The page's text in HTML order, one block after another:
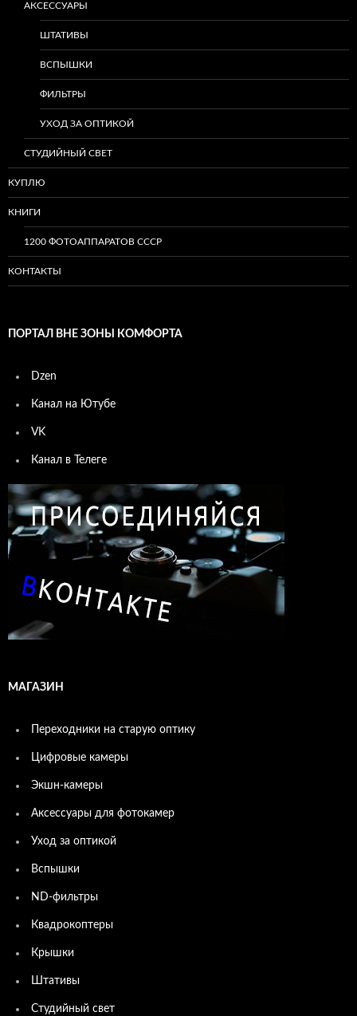
АКСЕССУАРЫ
ШТАТИВЫ
ВСПЫШКИ
ФИЛЬТРЫ
УХОД ЗА ОПТИКОЙ
СТУДИЙНЫЙ СВЕТ
КУПЛЮ
КНИГИ
1200 ФОТОАППАРАТОВ СССР
КОНТАКТЫ
ПОРТАЛ ВНЕ ЗОНЫ КОМФОРТА
Dzen
Канал на Ютубе
VK
Канал в Телеге
МАГАЗИН
Переходники на старую оптику
Цифровые камеры
Экшн-камеры
Аксессуары для фотокамер
Уход за оптикой
Вспышки
ND-фильтры
Квадрокоптеры
Крышки
Штативы
Студийный свет